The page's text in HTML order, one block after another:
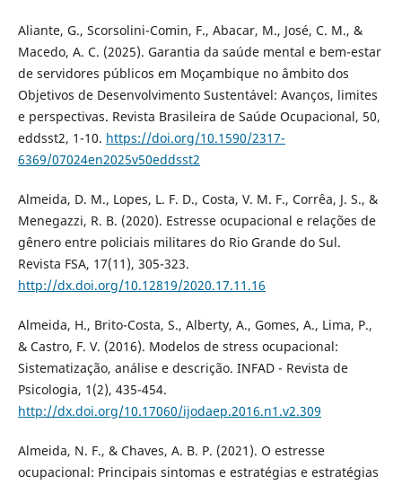
Aliante, G., Scorsolini-Comin, F., Abacar, M., José, C. M., &
Macedo, A. C. (2025). Garantia da saúde mental e bem-estar
de servidores públicos em Moçambique no âmbito dos
Objetivos de Desenvolvimento Sustentável: Avanços, limites
e perspectivas. Revista Brasileira de Saúde Ocupacional, 50,
eddsst2, 1-10. https://doi.org/10.1590/2317-
6369/07024en2025v50eddsst2
Almeida, D. M., Lopes, L. F. D., Costa, V. M. F., Corrêa, J. S., &
Menegazzi, R. B. (2020). Estresse ocupacional e relações de
gênero entre policiais militares do Rio Grande do Sul.
Revista FSA, 17(11), 305-323.
http://dx.doi.org/10.12819/2020.17.11.16
Almeida, H., Brito-Costa, S., Alberty, A., Gomes, A., Lima, P.,
& Castro, F. V. (2016). Modelos de stress ocupacional:
Sistematização, análise e descrição. INFAD - Revista de
Psicologia, 1(2), 435-454.
http://dx.doi.org/10.17060/ijodaep.2016.n1.v2.309
Almeida, N. F., & Chaves, A. B. P. (2021). O estresse
ocupacional: Principais sintomas e estratégias e estratégias